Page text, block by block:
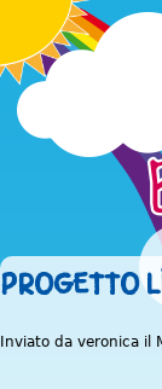
PROGETTO
Inviato da veronica il